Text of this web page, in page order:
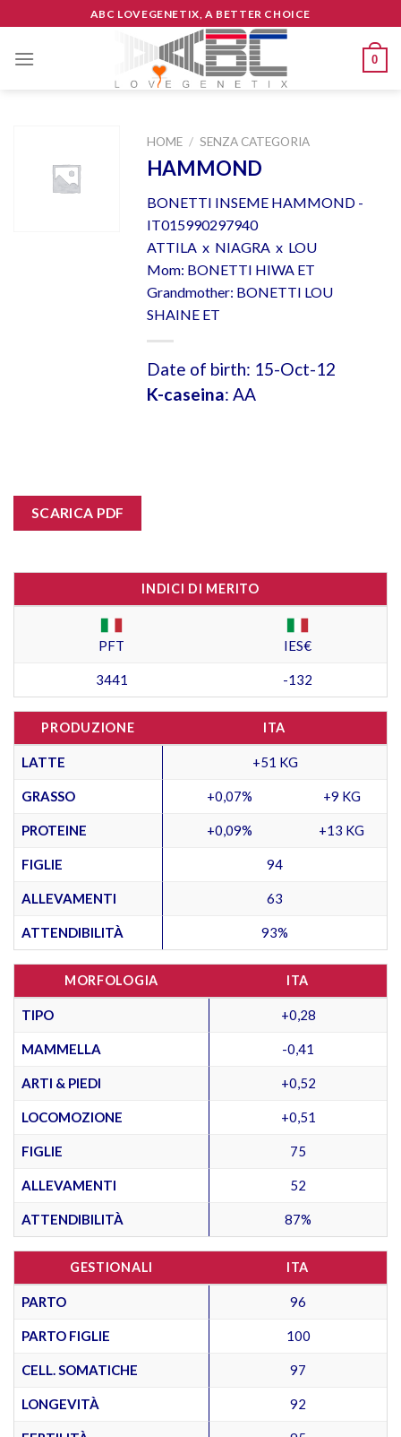
to
content
ABC LOVEGENETIX, A BETTER CHOICE
0
HOME / SENZA CATEGORIA
HAMMOND
BONETTI INSEME HAMMOND -
IT015990297940
ATTILA x NIAGRA x LOU
Mom: BONETTI HIWA ET
Grandmother: BONETTI LOU
SHAINE ET
Date of birth: 15-Oct-12
K-caseina: AA
SCARICA PDF
INDICI DI MERITO
PFT IES€
3441 -132
PRODUZIONE ITA
LATTE +51 KG
GRASSO +0,07% +9 KG
PROTEINE +0,09% +13 KG
FIGLIE 94
ALLEVAMENTI 63
ATTENDIBILITÀ 93%
MORFOLOGIA ITA
TIPO +0,28
MAMMELLA -0,41
ARTI & PIEDI +0,52
LOCOMOZIONE +0,51
FIGLIE 75
ALLEVAMENTI 52
ATTENDIBILITÀ 87%
GESTIONALI ITA
PARTO 96
PARTO FIGLIE 100
CELL. SOMATICHE 97
LONGEVITÀ 92